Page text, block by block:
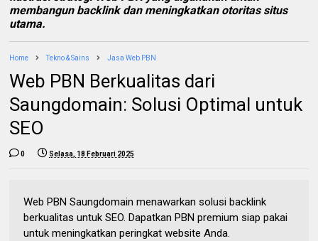
membangun backlink dan meningkatkan otoritas situs
utama.
Home Tekno & Sains Jasa Web PBN
Web PBN Berkualitas dari
Saungdomain: Solusi Optimal untuk
SEO
0 Selasa, 18 Februari 2025
Web PBN Saungdomain menawarkan solusi backlink
berkualitas untuk SEO. Dapatkan PBN premium siap pakai
untuk meningkatkan peringkat website Anda.